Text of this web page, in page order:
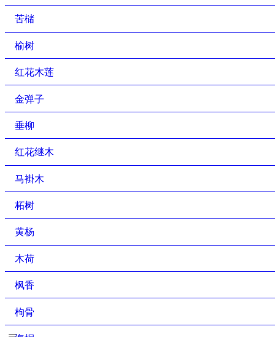
苦槠
榆树
红花木莲
金弹子
垂柳
红花继木
马褂木
柘树
黄杨
木荷
枫香
枸骨